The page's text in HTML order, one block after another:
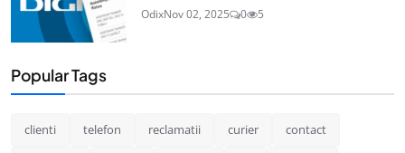
OdixNov 02, 2025 0 5
Popular Tags
clienti telefon reclamatii curier contact